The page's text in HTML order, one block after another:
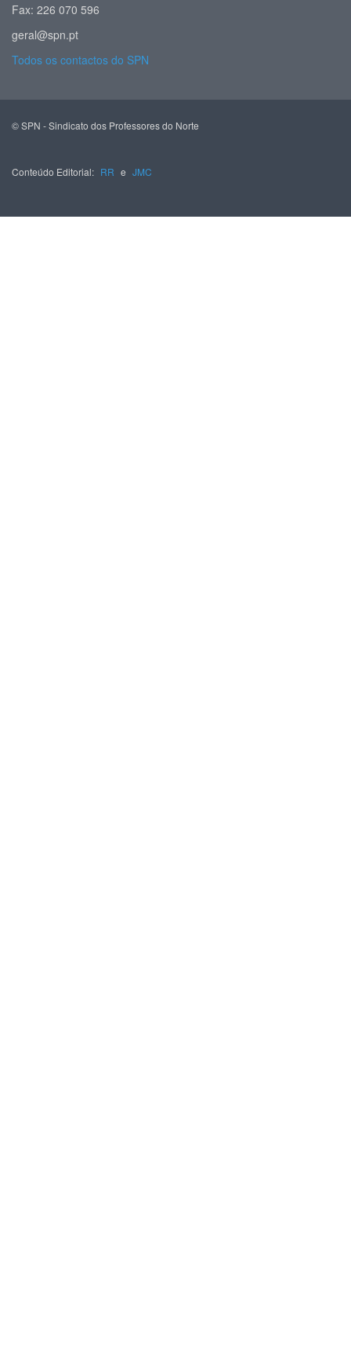
Fax: 226 070 596
geral@spn.pt
Todos os contactos do SPN
© SPN - Sindicato dos Professores do Norte
Conteúdo Editorial: RR e JMC